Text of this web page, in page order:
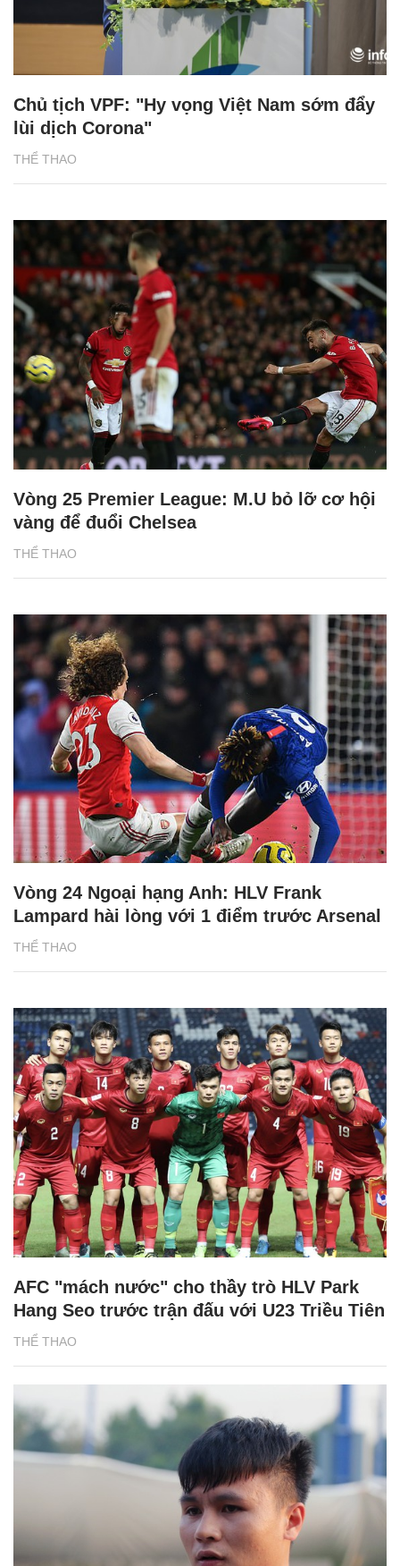
THỂ THAO
Chủ tịch VPF: "Hy vọng Việt Nam sớm đẩy
lùi dịch Corona"
THỂ THAO
Vòng 25 Premier League: M.U bỏ lỡ cơ hội
vàng để đuổi Chelsea
THỂ THAO
Vòng 24 Ngoại hạng Anh: HLV Frank
Lampard hài lòng với 1 điểm trước Arsenal
THỂ THAO
AFC "mách nước" cho thầy trò HLV Park
Hang Seo trước trận đấu với U23 Triều Tiên